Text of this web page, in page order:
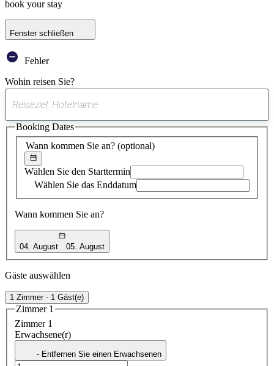
book your stay
Fenster schließen
Fehler
Wohin reisen Sie?
gefundener
Vorschlag
Wann kommen Sie an? (optional)
Wählen Sie den Starttermin
Wählen Sie das Enddatum
Wann kommen Sie an?
04. August 05. August
Booking Dates
Gäste auswählen
1 Zimmer - 1 Gäst(e)
Zimmer 1
Zimmer 1
Erwachsene(r)
- Entfernen Sie einen Erwachsenen